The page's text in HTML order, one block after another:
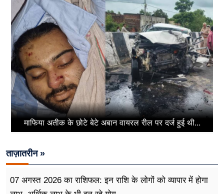
माफिया अतीक के छोटे बेटे अबान वायरल रील पर दर्ज हुई थी...
ताज़ातरीन »
07 अगस्त 2026 का राशिफल: इन राशि के लोगों को व्यापार में होगा